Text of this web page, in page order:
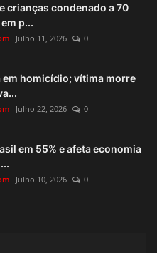
crianças condenado a 70
p...
Julho 11, 2026 0
em homicídio; vítima morre
Julho 22, 2026 0
em 55% e afeta economia
Julho 10, 2026 0